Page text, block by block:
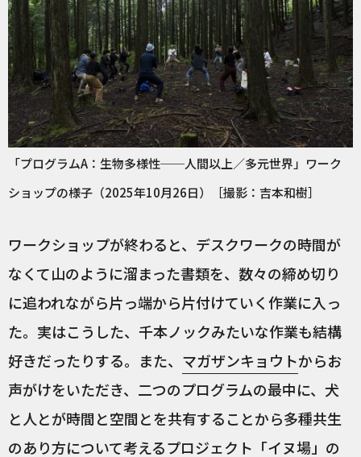
「プログラムA：生物多様性──人間以上／多元世界」ワーク
ショップの様子（2025年10月26日）［撮影：吉本和樹］
ワークショップが終わると、デスクワークの時間が
なくて山のように溜まった書類を、数々の締め切り
に追われながら片っ端から片付けていく作業に入っ
た。実はこうした、千本ノックみたいな作業も結構
好きだったりする。また、 マガザンキョウトからお
声がけをいただき、二つのプログラムの最中に、犬
と人とが時間と空間とを共有することから多種共生
のあり方について考えるプロジェクト「イヌ場」の